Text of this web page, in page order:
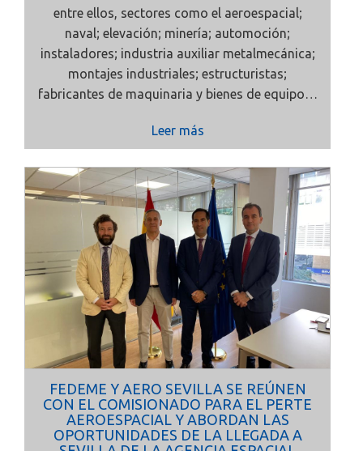
entre ellos, sectores como el aeroespacial;
naval; elevación; minería; automoción;
instaladores; industria auxiliar metalmecánica;
montajes industriales; estructuristas;
fabricantes de maquinaria y bienes de equipo…
Leer más
FEDEME Y AERO SEVILLA SE REÚNEN
CON EL COMISIONADO PARA EL PERTE
AEROESPACIAL Y ABORDAN LAS
OPORTUNIDADES DE LA LLEGADA A